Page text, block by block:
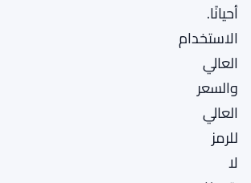
أحيانًا.
الاستخدام
العالي
والسعر
العالي
للرمز
لا